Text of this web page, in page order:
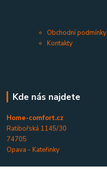
Obchodní podmínky
Kontakty
Kde nás najdete
Home-comfort.cz
Ratibořská 1145/30
74705
Opava - Kateřinky